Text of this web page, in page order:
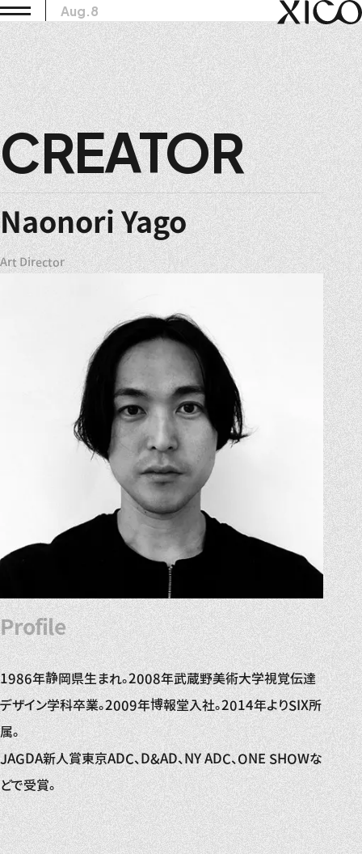
Aug.8
CREATOR
Naonori Yago
Art Director
Profile
1986年静岡県生まれ。2008年武蔵野美術大学視覚伝達
デザイン学科卒業。2009年博報堂入社。2014年よりSIX所
属。
JAGDA新人賞東京ADC、D&AD、NY ADC、ONE SHOWな
どで受賞。